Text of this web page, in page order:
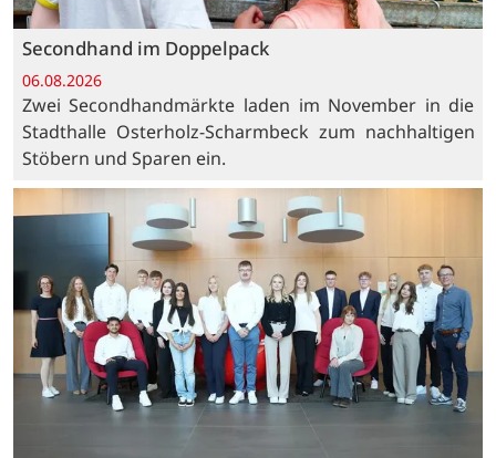
Secondhand im Doppelpack
06.08.2026
Zwei Secondhandmärkte laden im November in die
Stadthalle Osterholz-Scharmbeck zum nachhaltigen
Stöbern und Sparen ein.